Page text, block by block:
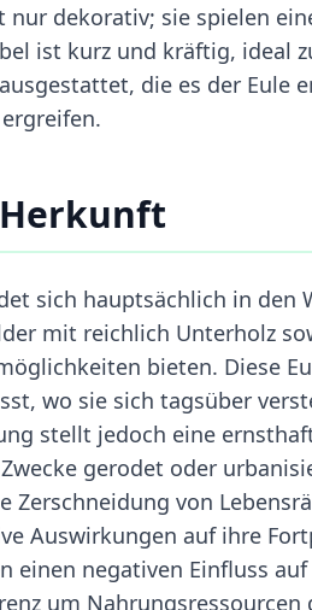
nur dekorativ; sie spielen
ist kurz und kräftig, ideal
die es der Eule
sich hauptsächlich in den
mit reichlich Unterholz
bieten. Diese
wo sie sich tagsüber
stellt jedoch eine
gerodet oder
Zerschneidung von
Auswirkungen auf ihre
einen negativen Einfluss
um Nahrungsressourcen